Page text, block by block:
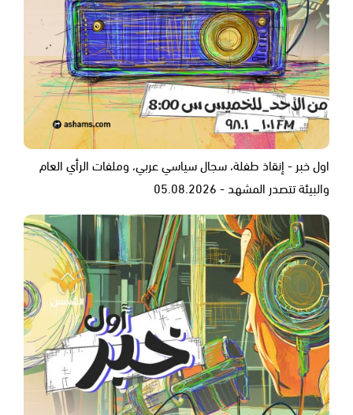
اول خبر - إنقاذ طفلة، سجال سياسي عربي، وملفات الرأي العام
والبيئة تتصدر المشهد - 05.08.2026